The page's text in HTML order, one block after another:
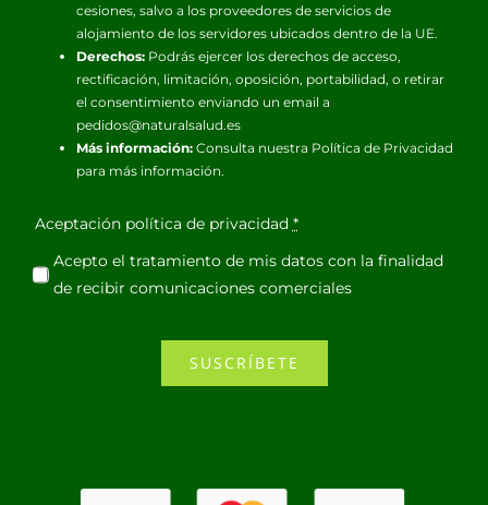
cesiones, salvo a los proveedores de servicios de
alojamiento de los servidores ubicados dentro de la UE.
Derechos:Podrás ejercer los derechos de acceso,
rectificación, limitación, oposición, portabilidad, o retirar
el consentimiento enviando un email a
pedidos@naturalsalud.es
Más información:Consulta nuestra Política de Privacidad
para más información.
Aceptación política de privacidad *
Acepto el tratamiento de mis datos con la finalidad
de recibir comunicaciones comerciales
SUSCRÍBETE